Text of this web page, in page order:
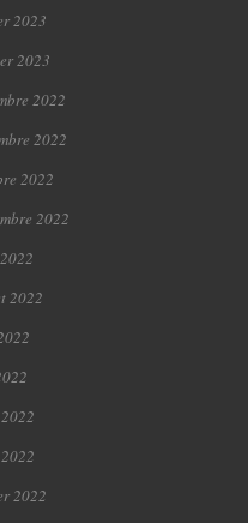
2023
2023
2022
2022
2022
2022
2022
2022